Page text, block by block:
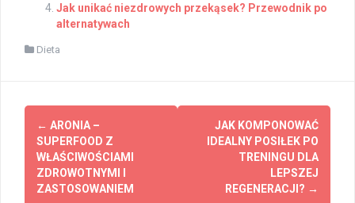
Jak unikać niezdrowych przekąsek? Przewodnik po
alternatywach
Dieta
Post
navigation
← ARONIA –
SUPERFOOD Z
WŁAŚCIWOŚCIAMI
ZDROWOTNYMI I
ZASTOSOWANIEM
JAK KOMPONOWAĆ
IDEALNY POSIŁEK PO
TRENINGU DLA
LEPSZEJ
REGENERACJI? →